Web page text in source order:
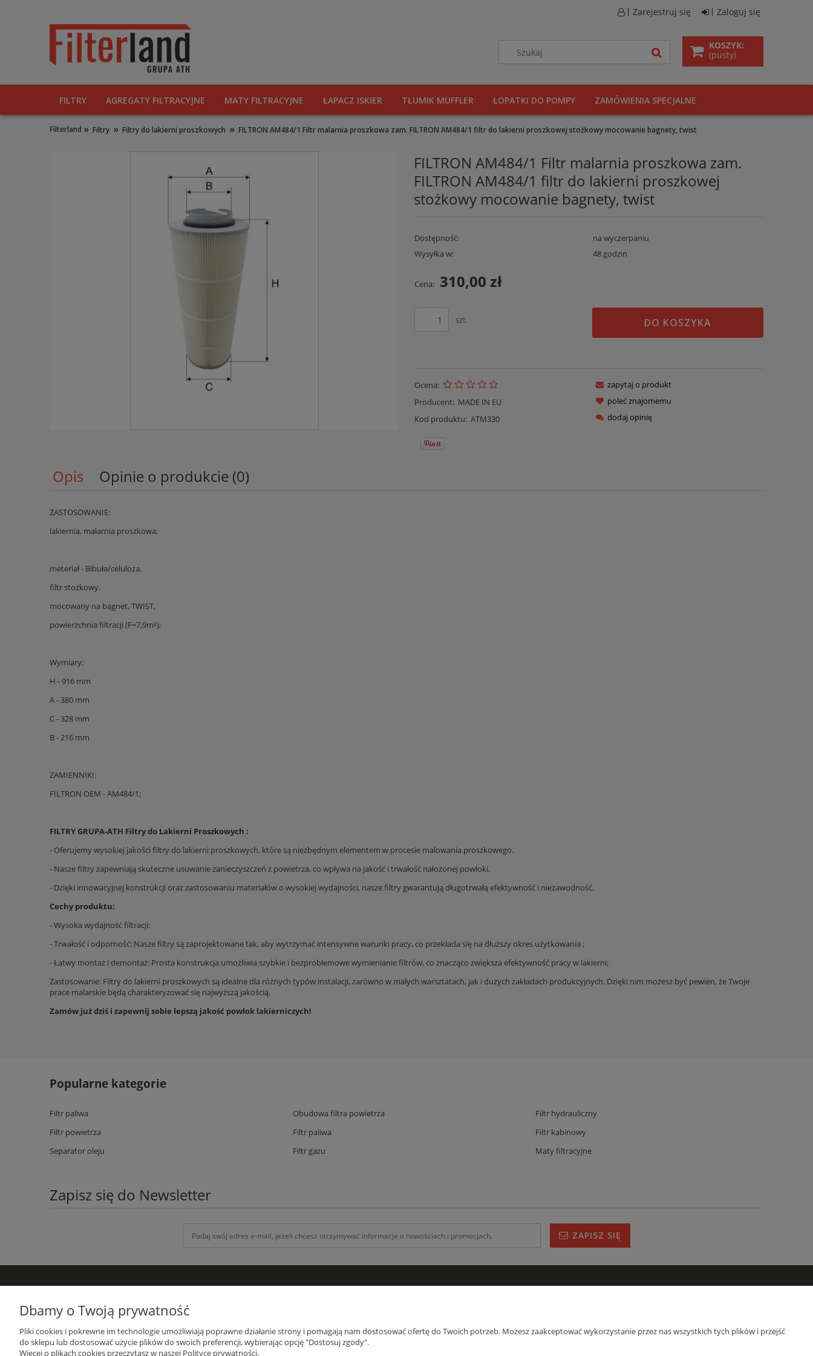
Zarejestruj się Zaloguj się
KOSZYK:
(pusty)
FILTRY AGREGATY FILTRACYJNE MATY FILTRACYJNE ŁAPACZ ISKIER TŁUMIK MUFFLER ŁOPATKI DO POMPY ZAMÓWIENIA SPECJALNE
Filterland » Filtry » Filtry do lakierni proszkowych » FILTRON AM484/1 Filtr malarnia proszkowa zam. FILTRON AM484/1 filtr do lakierni proszkowej stożkowy mocowanie bagnety, twist
FILTRON AM484/1 Filtr malarnia proszkowa zam.
FILTRON AM484/1 filtr do lakierni proszkowej
stożkowy mocowanie bagnety, twist
Dostępność:
na wyczerpaniu
Wysyłka w:
48 godzin
Cena: 310,00 zł
szt. DO KOSZYKA
Ocena:
Producent: MADE IN EU
Kod produktu: ATM330
zapytaj o produkt
poleć znajomemu
dodaj opinię
Opis Opinie o produkcie (0)
ZASTOSOWANIE:
lakiernia, malarnia proszkowa;
meteriał - Bibuła/celuloza,
filtr stożkowy,
mocowany na bagnet, TWIST,
powierzchnia filtracji (F=7,9m²);
Wymiary:
H - 916 mm
A - 380 mm
C - 328 mm
B - 216 mm
ZAMIENNIKI:
FILTRON OEM - AM484/1;
FILTRY GRUPA-ATH Filtry do Lakierni Proszkowych :
- Oferujemy wysokiej jakości filtry do lakierni proszkowych, które są niezbędnym elementem w procesie malowania proszkowego.
- Nasze filtry zapewniają skuteczne usuwanie zanieczyszczeń z powietrza, co wpływa na jakość i trwałość nałożonej powłoki.
- Dzięki innowacyjnej konstrukcji oraz zastosowaniu materiałów o wysokiej wydajności, nasze filtry gwarantują długotrwałą efektywność i niezawodność.
Cechy produktu:
- Wysoka wydajność filtracji;
- Trwałość i odporność: Nasze filtry są zaprojektowane tak, aby wytrzymać intensywne warunki pracy, co przekłada się na dłuższy okres użytkowania ;
- Łatwy montaż i demontaż: Prosta konstrukcja umożliwia szybkie i bezproblemowe wymienianie filtrów, co znacząco zwiększa efektywność pracy w lakierni;
Zastosowanie: Filtry do lakierni proszkowych są idealne dla różnych typów instalacji, zarówno w małych warsztatach, jak i dużych zakładach produkcyjnych. Dzięki nim możesz być pewien, że Twoje
prace malarskie będą charakteryzować się najwyższą jakością.
Zamów już dziś i zapewnij sobie lepszą jakość powłok lakierniczych!
Popularne kategorie
Filtr paliwa
Filtr powietrza
Separator oleju
Obudowa filtra powietrza
Filtr paliwa
Filtr gazu
Filtr hydrauliczny
Filtr kabinowy
Maty filtracyjne
Zapisz się do Newsletter
ZAPISZ SIĘ
GRUPA-ATH
ul. Targowa 1A/4, 19-300 Ełk
woj. warmińsko-mazurskie
Zamówienia specjalne
Koszty Dostawy , Formy płatności
Blog
Dbamy o Twoją prywatność
Pliki cookies i pokrewne im technologie umożliwiają poprawne działanie strony i pomagają nam dostosować ofertę do Twoich potrzeb. Możesz zaakceptować wykorzystanie przez nas wszystkich tych plików i przejść
do sklepu lub dostosować użycie plików do swoich preferencji, wybierając opcję "Dostosuj zgody".
Więcej o plikach cookies przeczytasz w naszej Polityce prywatności.